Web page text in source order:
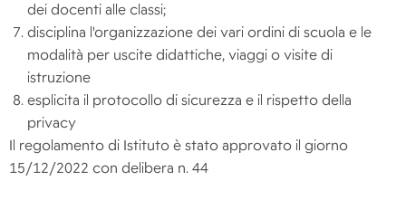
dei docenti alle classi;
disciplina l'organizzazione dei vari ordini di scuola e le
modalità per uscite didattiche, viaggi o visite di
istruzione
esplicita il protocollo di sicurezza e il rispetto della
privacy
Il regolamento di Istituto è stato approvato il giorno
15/12/2022 con delibera n. 44